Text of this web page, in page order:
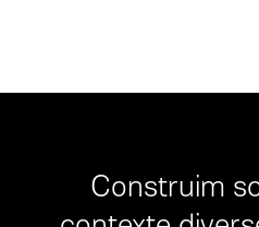
Construim